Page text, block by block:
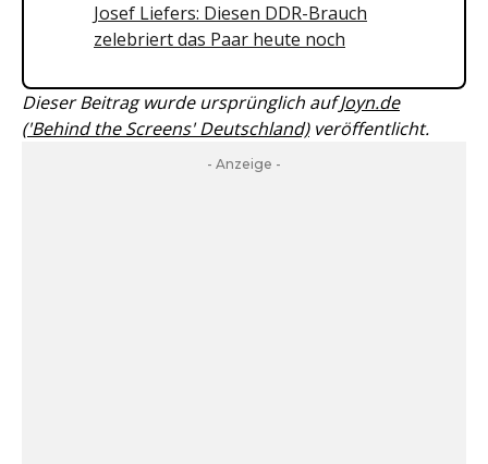
Josef Liefers: Diesen DDR-Brauch
zelebriert das Paar heute noch
Dieser Beitrag wurde ursprünglich aufJoyn.de
('Behind the Screens' Deutschland)veröffentlicht.
- Anzeige -